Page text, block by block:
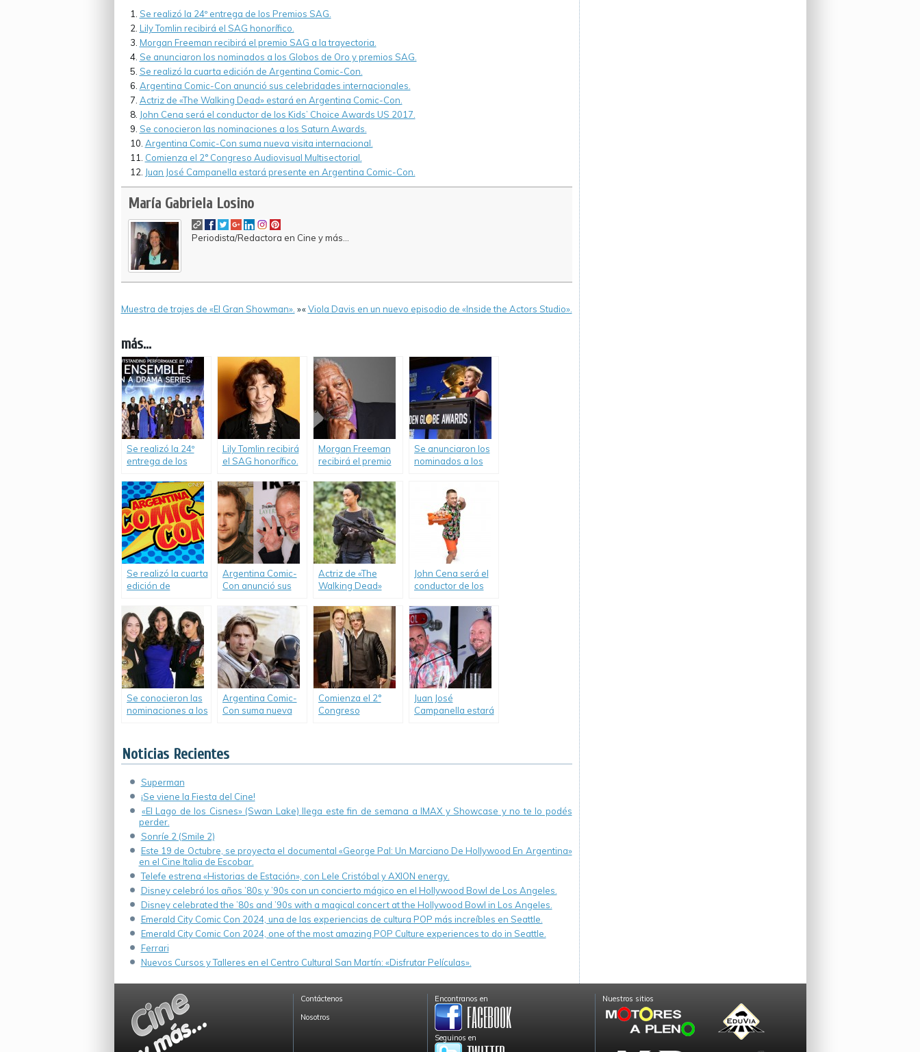
Se realizó la 24º entrega de los Premios SAG.
Lily Tomlin recibirá el SAG honorífico.
Morgan Freeman recibirá el premio SAG a la trayectoria.
Se anunciaron los nominados a los Globos de Oro y premios SAG.
Se realizó la cuarta edición de Argentina Comic-Con.
Argentina Comic-Con anunció sus celebridades internacionales.
Actriz de «The Walking Dead» estará en Argentina Comic-Con.
John Cena será el conductor de los Kids’ Choice Awards US 2017.
Se conocieron las nominaciones a los Saturn Awards.
Argentina Comic-Con suma nueva visita internacional.
Comienza el 2° Congreso Audiovisual Multisectorial.
Juan José Campanella estará presente en Argentina Comic-Con.
María Gabriela Losino
Periodista/Redactora en Cine y más...
Muestra de trajes de «El Gran Showman». »«Viola Davis en un nuevo episodio de «Inside the Actors Studio».
más...
Se realizó la 24º
entrega de los
Lily Tomlin recibirá
el SAG honorífico.
Morgan Freeman
recibirá el premio
trayectoria.
Se anunciaron los
nominados a los
Se realizó la cuarta
edición de
Con.
Argentina Comic-
Con anunció sus
internacionales.
Actriz de «The
Walking Dead»
Argentina Comic-
Con.
John Cena será el
conductor de los
Awards US 2017.
Se conocieron las
nominaciones a los
Argentina Comic-
Con suma nueva
Comienza el 2°
Congreso
Juan José
Campanella estará
Noticias Recientes
Superman
¡Se viene la Fiesta del Cine!
«El Lago de los Cisnes» (Swan Lake) llega este fin de semana a IMAX y Showcase y no te lo podés
perder.
Sonríe 2 (Smile 2)
Este 19 de Octubre, se proyecta el documental «George Pal: Un Marciano De Hollywood En Argentina»
en el Cine Italia de Escobar.
Telefe estrena «Historias de Estación», con Lele Cristóbal y AXION energy.
Disney celebró los años ’80s y ’90s con un concierto mágico en el Hollywood Bowl de Los Angeles.
Disney celebrated the ’80s and ’90s with a magical concert at the Hollywood Bowl in Los Angeles.
Emerald City Comic Con 2024, una de las experiencias de cultura POP más increíbles en Seattle.
Emerald City Comic Con 2024, one of the most amazing POP Culture experiences to do in Seattle.
Ferrari
Nuevos Cursos y Talleres en el Centro Cultural San Martín: «Disfrutar Películas».
Contáctenos
Nosotros
Encontranos en
Seguinos en
Nuestros sitios